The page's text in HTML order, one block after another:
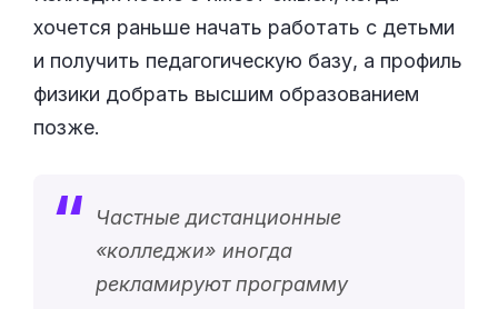
хочется раньше начать работать с детьми
и получить педагогическую базу, а профиль
физики добрать высшим образованием
позже.
Частные дистанционные
«колледжи» иногда
рекламируют программу